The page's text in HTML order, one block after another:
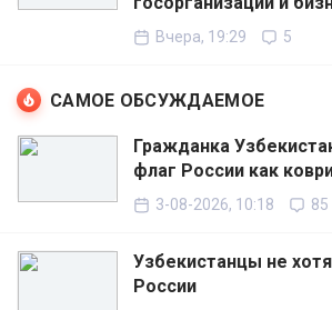
Вчера, 19:29 5
САМОЕ ОБСУЖДАЕМОЕ
Гражданка
флаг России как
3-08-2026, 10:18 85
Узбекистанцы не
России